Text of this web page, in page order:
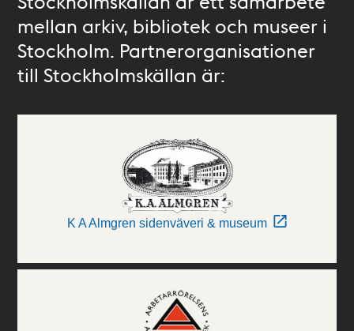
mellan arkiv, bibliotek och museer i
Stockholm. Partnerorganisationer
till Stockholmskällan är:
K A Almgren sidenväveri & museum